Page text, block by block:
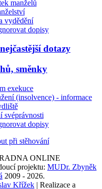
ONLINE
projektu: MUDr. Zbyněk
2009 - 2026.
Křížek | Realizace a